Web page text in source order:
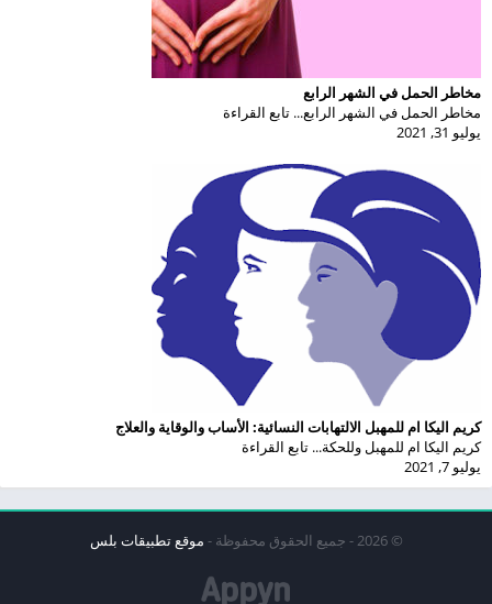
مخاطر الحمل في الشهر الرابع
مخاطر الحمل في الشهر الرابع... تابع القراءة
يوليو 31, 2021
كريم اليكا ام للمهبل الالتهابات النسائية: الأساب والوقاية والعلاج
كريم اليكا ام للمهبل وللحكة... تابع القراءة
يوليو 7, 2021
© 2026 - جميع الحقوق محفوظة - موقع تطبيقات بلس